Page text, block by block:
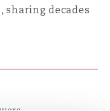
du fabricant
sharing decades